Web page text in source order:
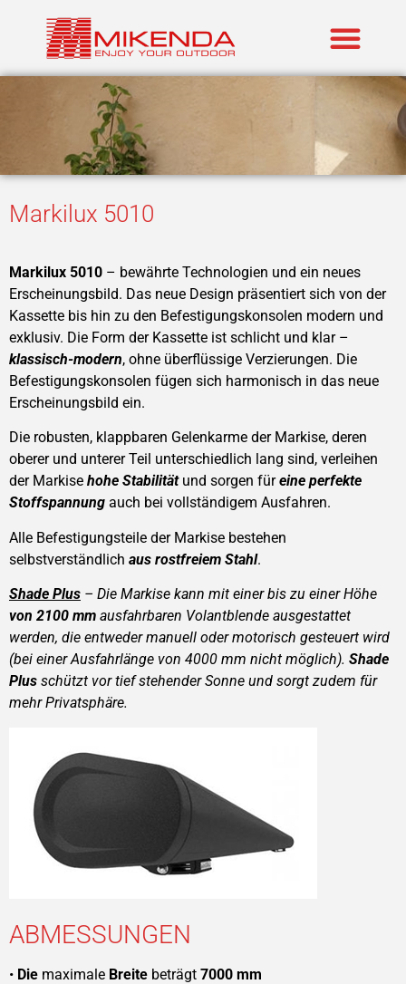
Markilux 5010
Markilux 5010 – bewährte Technologien und ein neues
Erscheinungsbild. Das neue Design präsentiert sich von der
Kassette bis hin zu den Befestigungskonsolen modern und
exklusiv. Die Form der Kassette ist schlicht und klar –
klassisch-modern, ohne überflüssige Verzierungen. Die
Befestigungskonsolen fügen sich harmonisch in das neue
Erscheinungsbild ein.
Die robusten, klappbaren Gelenkarme der Markise, deren
oberer und unterer Teil unterschiedlich lang sind, verleihen
der Markise hohe Stabilitätund sorgen füreine perfekte
Stoffspannung auch bei vollständigem Ausfahren.
Alle Befestigungsteile der Markise bestehen
selbstverständlich aus rostfreiem Stahl.
Shade Plus – Die Markise kann mit einer bis zu einer Höhe
von 2100 mm ausfahrbaren Volantblende ausgestattet
werden, die entweder manuell oder motorisch gesteuert wird
(bei einer Ausfahrlänge von 4000 mm nicht möglich). Shade
Plus schützt vor tief stehender Sonne und sorgt zudem für
mehr Privatsphäre.
ABMESSUNGEN
• Die maximale Breite beträgt 7000 mm